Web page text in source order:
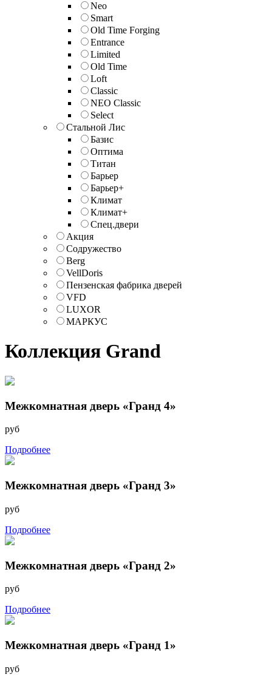
Neo
Smart
Old Time Forging
Entrance
Limited
Old Time
Loft
Classic
NEO Classic
Select
Стальной Лис
Базис
Оптима
Титан
Барьер
Барьер+
Климат
Климат+
Спец.двери
Акция
Содружество
Berg
VellDoris
Пензенская фабрика дверей
VFD
LUXOR
МАРКУС
Коллекция Grand
Межкомнатная дверь «Гранд 4»
руб
Подробнее
Межкомнатная дверь «Гранд 3»
руб
Подробнее
Межкомнатная дверь «Гранд 2»
руб
Подробнее
Межкомнатная дверь «Гранд 1»
руб